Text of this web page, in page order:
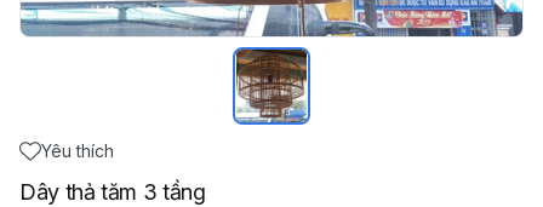
Yêu thích
Dây thả tăm 3 tầng